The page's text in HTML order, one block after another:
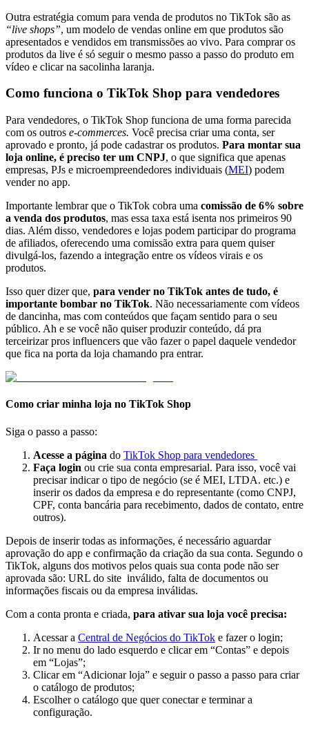
Outra estratégia comum para venda de produtos no TikTok são as
“live shops”, um modelo de vendas online em que produtos são
apresentados e vendidos em transmissões ao vivo. Para comprar os
produtos da live é só seguir o mesmo passo a passo do produto em
vídeo e clicar na sacolinha laranja.
Como funciona o TikTok Shop para vendedores
Para vendedores, o TikTok Shop funciona de uma forma parecida
com os outros e-commerces. Você precisa criar uma conta, ser
aprovado e pronto, já pode cadastrar os produtos. Para montar sua
loja online, é preciso ter um CNPJ, o que significa que apenas
empresas, PJs e microempreendedores individuais (MEI) podem
vender no app.
Importante lembrar que o TikTok cobra uma comissão de 6% sobre
a venda dos produtos, mas essa taxa está isenta nos primeiros 90
dias. Além disso, vendedores e lojas podem participar do programa
de afiliados, oferecendo uma comissão extra para quem quiser
divulgá-los, fazendo a integração entre os vídeos virais e os
produtos.
Isso quer dizer que, para vender no TikTok antes de tudo, é
importante bombar no TikTok. Não necessariamente com vídeos
de dancinha, mas com conteúdos que façam sentido para o seu
público. Ah e se você não quiser produzir conteúdo, dá pra
terceirizar pros influencers que vão fazer o papel daquele vendedor
que fica na porta da loja chamando pra entrar.
Como criar minha loja no TikTok Shop
Siga o passo a passo:
Acesse a página do TikTok Shop para vendedores
Faça login ou crie sua conta empresarial. Para isso, você vai
precisar indicar o tipo de negócio (se é MEI, LTDA. etc.) e
inserir os dados da empresa e do representante (como CNPJ,
CPF, conta bancária para recebimento, dados de contato, entre
outros).
Depois de inserir todas as informações, é necessário aguardar
aprovação do app e confirmação da criação da sua conta. Segundo o
TikTok, alguns dos motivos pelos quais sua conta pode não ser
aprovada são: URL do site inválido, falta de documentos ou
informações fiscais ou da empresa inválidas.
Com a conta pronta e criada, para ativar sua loja você precisa:
Acessar a Central de Negócios do TikTok e fazer o login;
Ir no menu do lado esquerdo e clicar em “Contas” e depois
em “Lojas”;
Clicar em “Adicionar loja” e seguir o passo a passo para criar
o catálogo de produtos;
Escolher o catálogo que quer conectar e terminar a
configuração.